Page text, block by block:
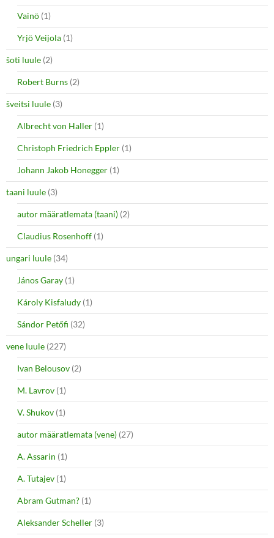
Vainö (1)
Yrjö Veijola (1)
šoti luule (2)
Robert Burns (2)
šveitsi luule (3)
Albrecht von Haller (1)
Christoph Friedrich Eppler (1)
Johann Jakob Honegger (1)
taani luule (3)
autor määratlemata (taani) (2)
Claudius Rosenhoff (1)
ungari luule (34)
János Garay (1)
Károly Kisfaludy (1)
Sándor Petőfi (32)
vene luule (227)
Ivan Belousov (2)
M. Lavrov (1)
V. Shukov (1)
autor määratlemata (vene) (27)
A. Assarin (1)
A. Tutajev (1)
Abram Gutman? (1)
Aleksander Scheller (3)